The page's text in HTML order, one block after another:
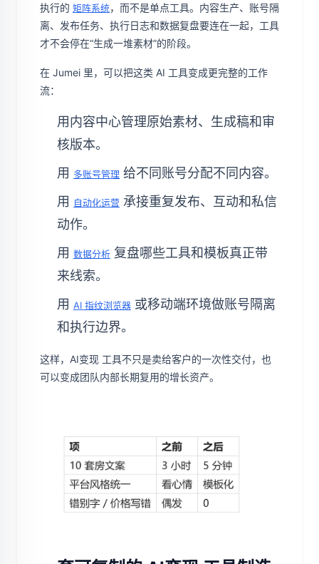
执行的 矩阵系统，而不是单点工具。内容生产、账号隔
离、发布任务、执行日志和数据复盘要连在一起，工具
才不会停在“生成一堆素材”的阶段。
在 Jumei 里，可以把这类 AI 工具变成更完整的工作
流：
用内容中心管理原始素材、生成稿和审
核版本。
用 多账号管理 给不同账号分配不同内容。
用
自动化运营 承接重复发布、互动和私信
动作。
用 数据分析 复盘哪些工具和模板真正带
来线索。
用 AI 指纹浏览器 或移动端环境做账号隔离
和执行边界。
这样，AI变现 工具不只是卖给客户的一次性交付，也
可以变成团队内部长期复用的增长资产。